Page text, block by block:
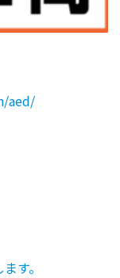
aed/
す。